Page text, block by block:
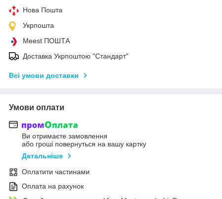
Нова Пошта
Укрпошта
Meest ПОШТА
Доставка Укрпоштою "Стандарт"
Всі умови доставки
Умови оплати
Ви отримаєте замовлення
або гроші повернуться на вашу картку
Детальніше
Оплатити частинами
Оплата на рахунок